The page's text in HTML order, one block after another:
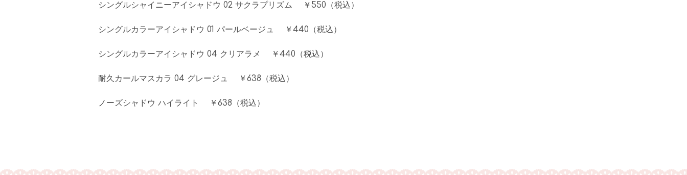
シングルシャイニーアイシャドウ 02 サクラプリズム ￥550（税込）
シングルカラーアイシャドウ 01 パールベージュ ￥440（税込）
シングルカラーアイシャドウ 04 クリアラメ ￥440（税込）
耐久カールマスカラ 04 グレージュ ￥638（税込）
ノーズシャドウ ハイライト ￥638（税込）